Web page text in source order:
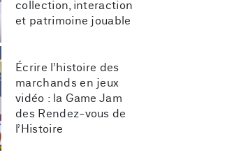
collection, interaction
et patrimoine jouable
Écrire l’histoire des
marchands en jeux
vidéo : la Game Jam
des Rendez-vous de
l’Histoire